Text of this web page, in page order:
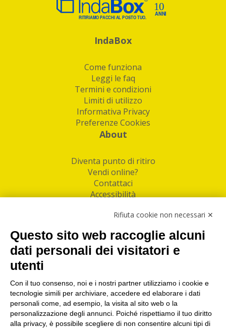
IndaBox
Come funziona
Leggi le faq
Termini e condizioni
Limiti di utilizzo
Informativa Privacy
Preferenze Cookies
About
Diventa punto di ritiro
Vendi online?
Contattaci
Accessibilità
Facebook
Linkedin
I nostri punti di ritiro e spedizione pacchi nelle
maggiori città italiane
Torino|Milano|Roma|Bologna|Firenze| Genova
Napoli|Varese
Rifiuta cookie non necessari ✕
Questo sito web raccoglie alcuni
dati personali dei visitatori e
utenti
Con il tuo consenso, noi e i nostri partner utilizziamo i cookie e
tecnologie simili per archiviare, accedere ed elaborare i dati
personali come, ad esempio, la visita al sito web o la
personalizzazione degli annunci. Poiché rispettiamo il tuo diritto
alla privacy, è possibile scegliere di non consentire alcuni tipi di